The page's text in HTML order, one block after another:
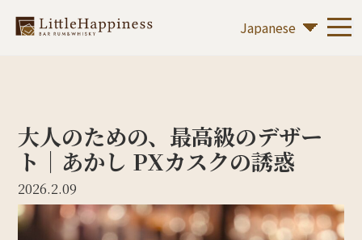
大人のための、最高級のデザー
ト｜あかし PXカスクの誘惑
2026.2.09